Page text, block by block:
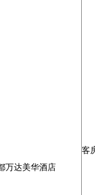
万达美华酒店
客